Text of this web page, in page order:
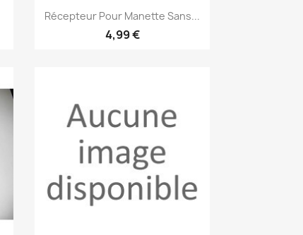
Aperçu rapide
Récepteur Pour Manette Sans...
4,99 €